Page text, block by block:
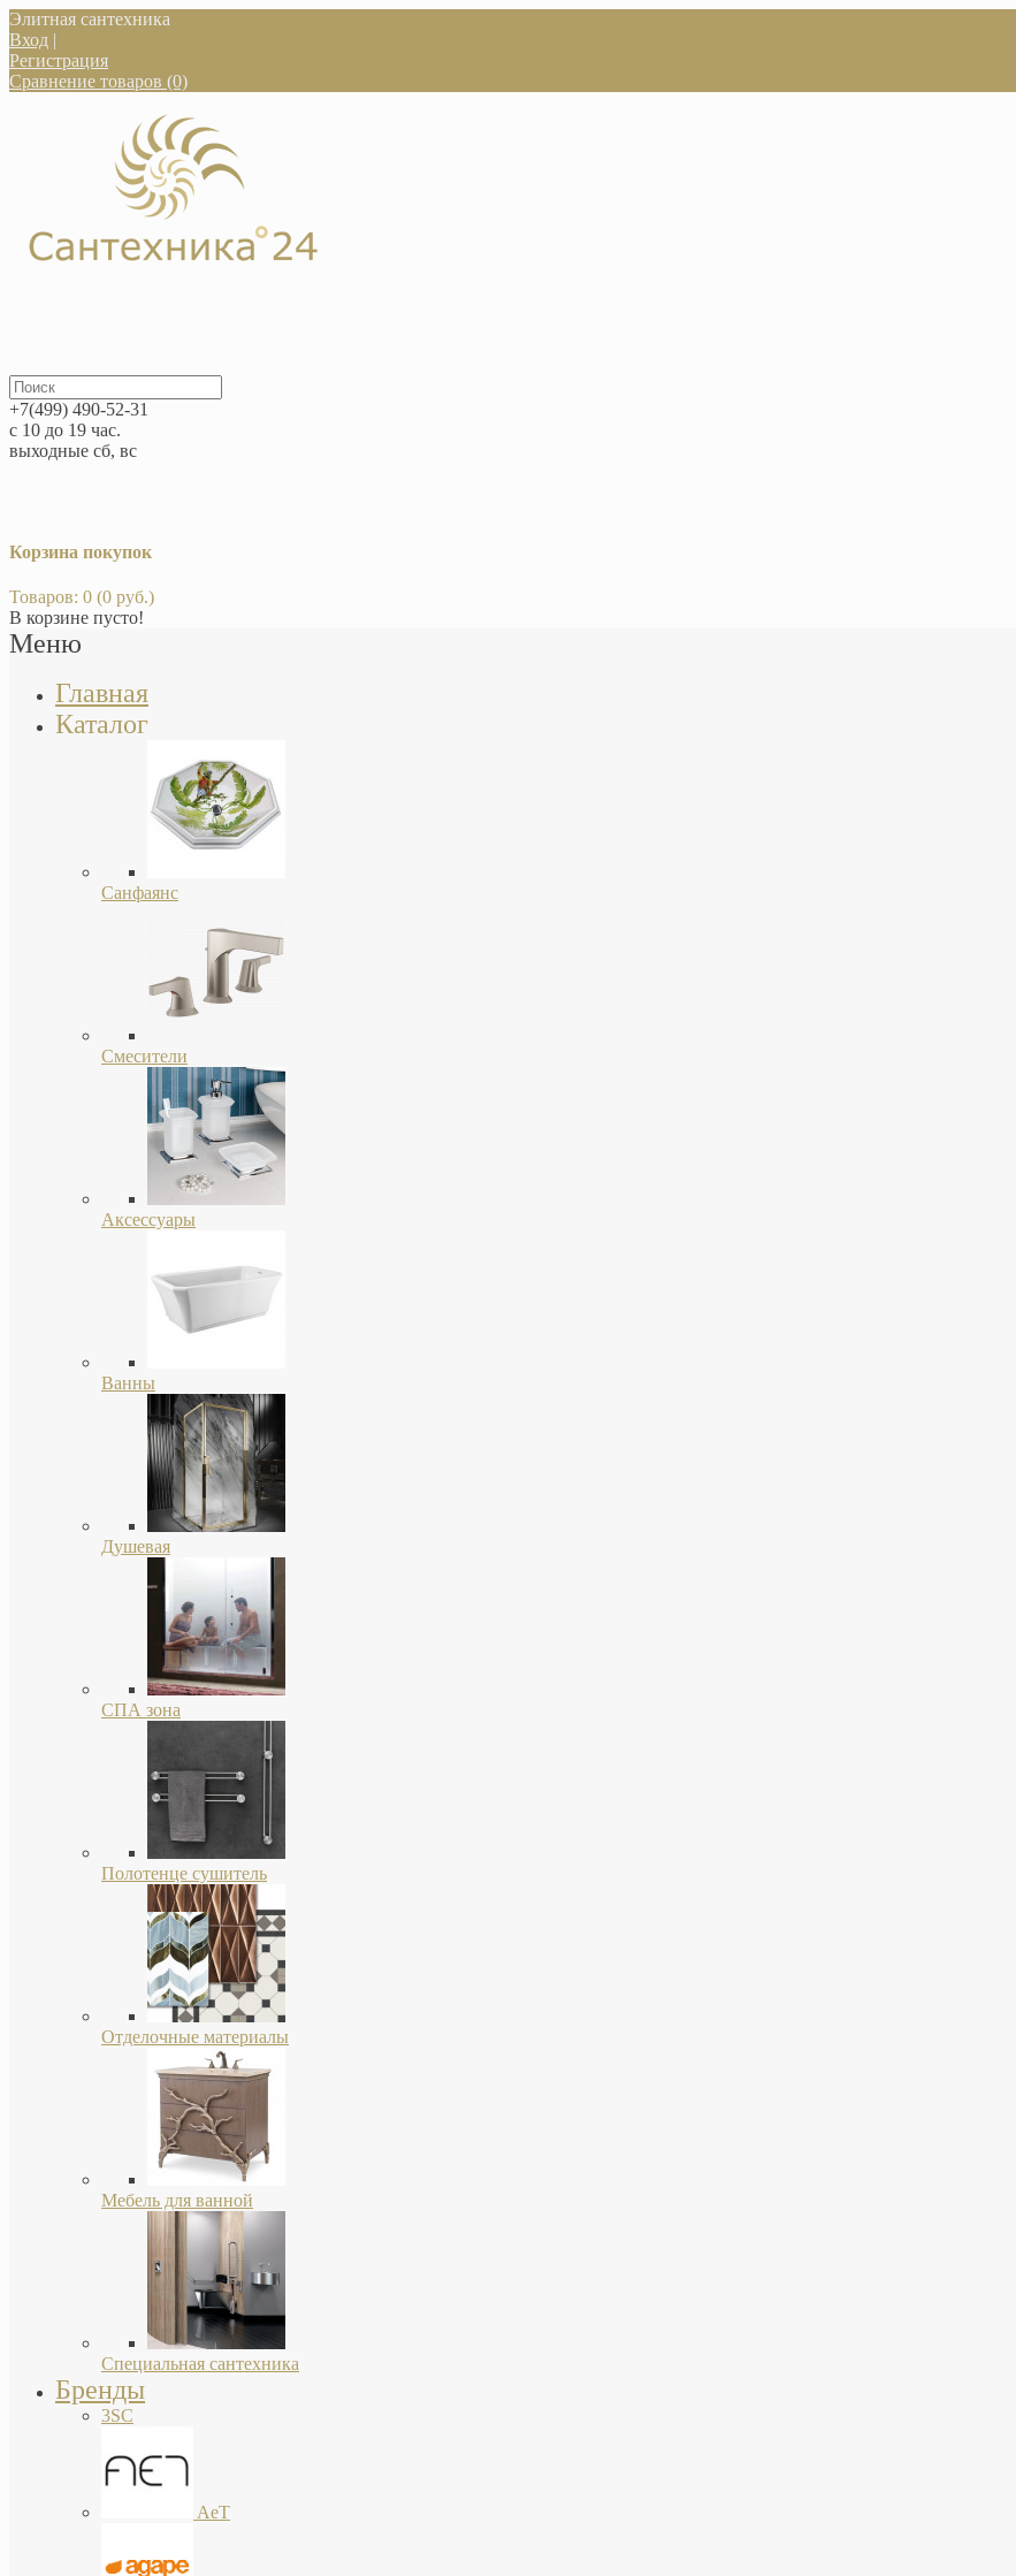
Элитная сантехника
Вход |
Регистрация
Сравнение товаров (0)
+7(499) 490-52-31
с 10 до 19 час.
выходные сб, вс
Корзина покупок
Товаров: 0 (0 руб.)
В корзине пусто!
Меню
Главная
Каталог
Санфаянс
Смесители
Аксессуары
Ванны
Душевая
СПА зона
Полотенце сушитель
Отделочные материалы
Мебель для ванной
Специальная сантехника
Бренды
3SC
AeT